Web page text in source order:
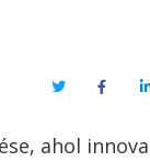
Twitter
ahol